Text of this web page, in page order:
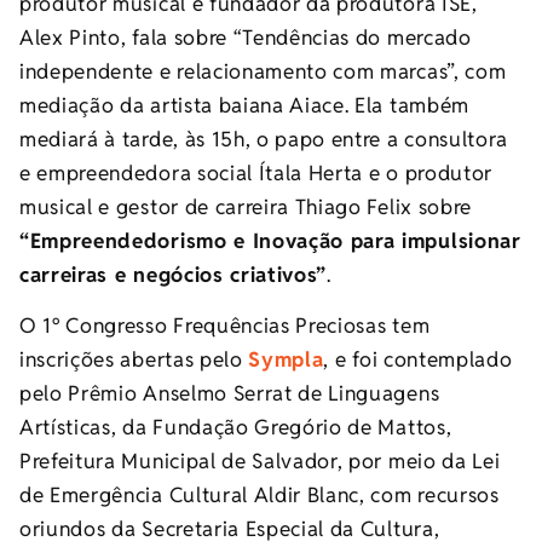
Alex Pinto, fala sobre “Tendências do mercado
independente e relacionamento com marcas”, com
mediação da artista baiana Aiace. Ela também
mediará à tarde, às 15h, o papo entre a consultora
e empreendedora social Ítala Herta e o produtor
musical e gestor de carreira Thiago Felix sobre
“Empreendedorismo e Inovação para impulsionar
carreiras e negócios criativos”.
O 1º Congresso Frequências Preciosas tem
inscrições abertas peloSympla, e foi contemplado
pelo Prêmio Anselmo Serrat de Linguagens
Artísticas, da Fundação Gregório de Mattos,
Prefeitura Municipal de Salvador, por meio da Lei
de Emergência Cultural Aldir Blanc, com recursos
oriundos da Secretaria Especial da Cultura,